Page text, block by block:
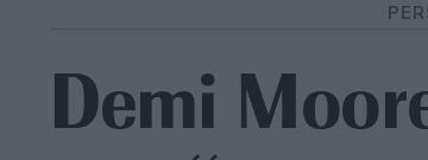
Demi